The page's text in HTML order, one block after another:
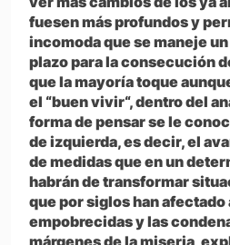
fuesen más profundos y
incomoda que se maneje
plazo para la consecución
que la mayoría toque
el “buen vivir“, dentro del
forma de pensar se le
de izquierda, es decir, el
de medidas que en un
habrán de transformar
que por siglos han afectado
empobrecidas y las